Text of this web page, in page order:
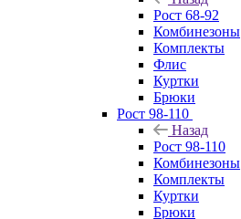
Рост 68-92
Комбинезоны
Комплекты
Флис
Куртки
Брюки
Рост 98-110
Назад
Рост 98-110
Комбинезоны
Комплекты
Куртки
Брюки